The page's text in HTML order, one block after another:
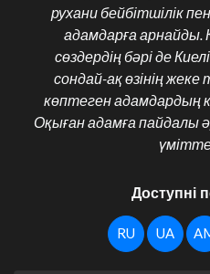
рухани бейбітшілік
адамдарға арнайды.
сөздердің бәрі де
сондай-ақ өзінің
көптеген адамдардың
Оқыған адамға пайдалы
Доступні
RU UA